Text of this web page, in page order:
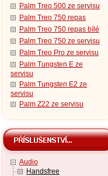
Palm Treo 500 ze servisu
Palm Treo 750 repas
Palm Treo 750 repas bílé
Palm Treo 750 ze servisu
Palm Treo Pro ze servisu
Palm Tungsten E ze
servisu
Palm Tungsten E2 ze
servisu
Palm Z22 ze servisu
Audio
Handsfree